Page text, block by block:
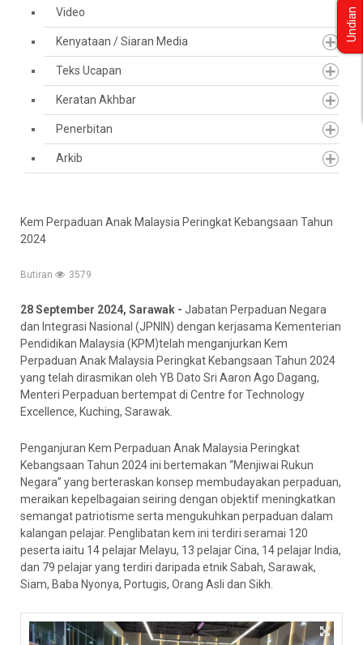
Video
Kenyataan / Siaran Media
Teks Ucapan
Keratan Akhbar
Penerbitan
Arkib
Kem Perpaduan Anak Malaysia Peringkat Kebangsaan Tahun
2024
Butiran 3579
28September 2024, Sarawak - Jabatan Perpaduan Negara
dan Integrasi Nasional (JPNIN) dengan kerjasama Kementerian
Pendidikan Malaysia (KPM)telah menganjurkan Kem
Perpaduan Anak Malaysia Peringkat Kebangsaan Tahun 2024
yang telah dirasmikan oleh YB Dato Sri Aaron Ago Dagang,
Menteri Perpaduan bertempat di Centre for Technology
Excellence, Kuching, Sarawak.
Penganjuran Kem Perpaduan Anak Malaysia Peringkat
Kebangsaan Tahun 2024 ini bertemakan “Menjiwai Rukun
Negara” yang berteraskan konsep membudayakan perpaduan,
meraikan kepelbagaian seiring dengan objektif meningkatkan
semangat patriotisme serta mengukuhkan perpaduan dalam
kalangan pelajar. Penglibatan kem ini terdiri seramai 120
peserta iaitu 14 pelajar Melayu, 13 pelajar Cina, 14 pelajar India,
dan 79 pelajar yang terdiri daripada etnik Sabah, Sarawak,
Siam, Baba Nyonya, Portugis, Orang Asli dan Sikh.
Undian